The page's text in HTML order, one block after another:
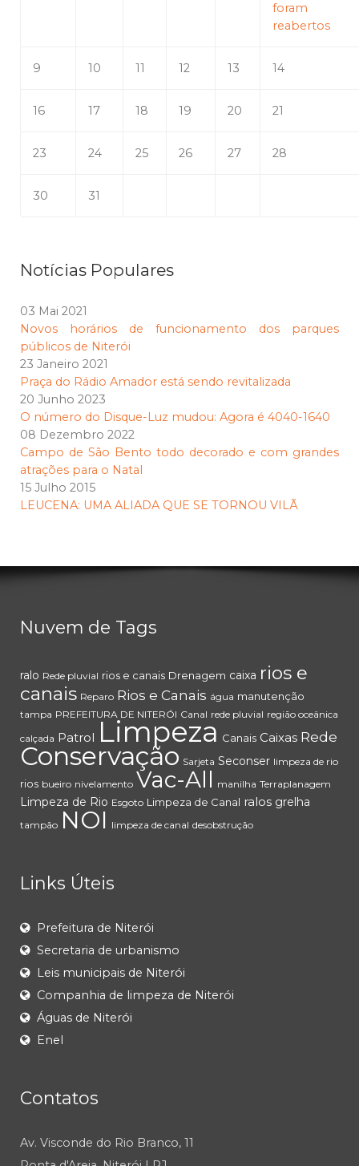
foram
reabertos
9 10 11 12 13 14
16 17 18 19 20 21
23 24 25 26 27 28
30 31
Notícias Populares
03 Mai 2021
Novos horários de funcionamento dos parques
públicos de Niterói
23 Janeiro 2021
Praça do Rádio Amador está sendo revitalizada
20 Junho 2023
O número do Disque-Luz mudou: Agora é 4040-1640
08 Dezembro 2022
Campo de São Bento todo decorado e com grandes
atrações para o Natal
15 Julho 2015
LEUCENA: UMA ALIADA QUE SE TORNOU VILÃ
Nuvem de Tags
ralo Rede pluvial rios e canais Drenagem caixa rios e
canais Reparo Rios e Canais água manutenção
tampa PREFEITURA DE NITERÓI Canal rede pluvial região oceânica
calçada Patrol Limpeza Canais Caixas Rede
Conservação Sarjeta Seconser limpeza de rio
rios bueiro nivelamento Vac-All manilha Terraplanagem
Limpeza de Rio Esgoto Limpeza de Canal ralos grelha
tampão NOI limpeza de canal desobstrução
Links Úteis
Prefeitura de Niterói
Secretaria de urbanismo
Leis municipais de Niterói
Companhia de limpeza de Niterói
Águas de Niterói
Enel
Contatos
Av. Visconde do Rio Branco, 11